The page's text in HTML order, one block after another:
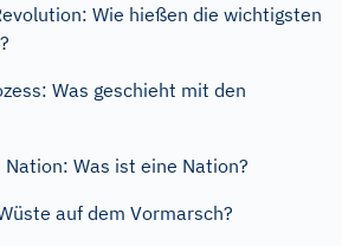
Wie hießen die wichtigsten
Was geschieht mit den
Nation: Was ist eine Nation?
auf dem Vormarsch?